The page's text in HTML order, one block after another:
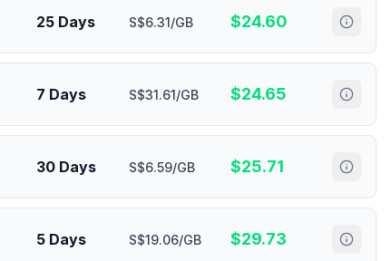
25 Days S$6.31/GB $24.60
7 Days S$31.61/GB $24.65
30 Days S$6.59/GB $25.71
5 Days S$19.06/GB $29.73